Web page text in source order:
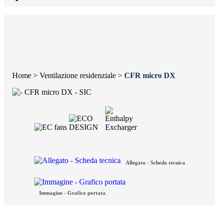
Home >Ventilazione residenziale >CFR micro DX
Allegato - Scheda tecnica
Immagine - Grafico portata